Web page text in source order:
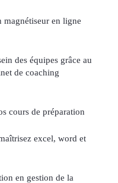
magnétiseur en ligne
des équipes grâce au
de coaching
cours de préparation
excel, word et
en gestion de la